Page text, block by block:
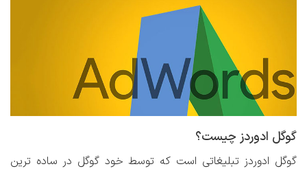
گوگل ادوردز چیست؟
گوگل ادوردز تبلیغاتی است که توسط خود گوگل در ساده ترین